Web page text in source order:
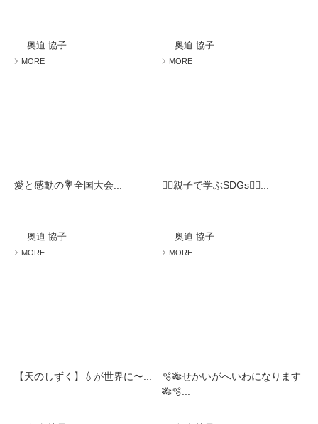
奥迫 協子
MORE
奥迫 協子
MORE
愛と感動の💐全国大会...
奥迫 協子
MORE
🧚‍♀️親子で学ぶSDGs🧚‍♀️...
奥迫 協子
MORE
【天のしずく】💧が世界に〜...
🫧🎋せかいがへいわになります
🎋🫧...